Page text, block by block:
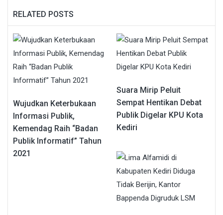
RELATED POSTS
Wujudkan Keterbukaan
Informasi Publik,
Kemendag Raih “Badan
Publik Informatif” Tahun
2021
Suara Mirip Peluit
Sempat Hentikan Debat
Publik Digelar KPU Kota
Kediri